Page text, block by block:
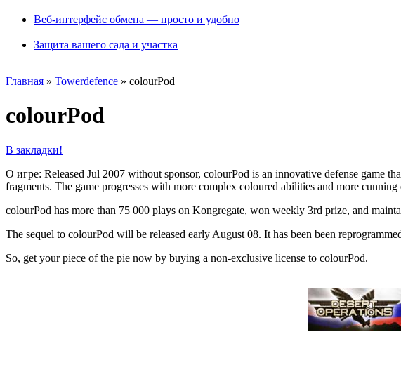
Веб-интерфейс обмена — просто и удобно
Защита вашего сада и участка
Главная » Towerdefence » colourPod
colourPod
В закладки!
О игре: Released Jul 2007 without sponsor, colourPod is an innovative defense game
fragments. The game progresses with more complex coloured abilities and more
colourPod has more than 75 000 plays on Kongregate, won weekly 3rd prize, and
The sequel to colourPod will be released early August 08. It has been been
So, get your piece of the pie now by buying a non-exclusive license to colourPod.